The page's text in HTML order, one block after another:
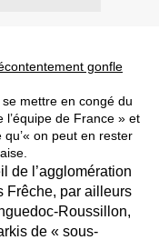
gonfle
mettre en congé du
l’équipe de France » et
on peut en rester
de l’agglomération
Frêche, par ailleurs
Roussillon,
de « sous-